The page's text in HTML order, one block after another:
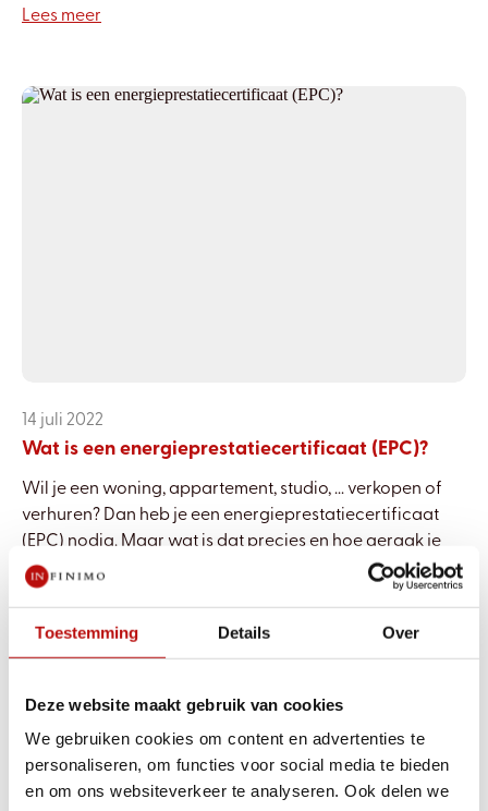
Toestemming Details Over
Deze website maakt gebruik van cookies
We gebruiken cookies om content en advertenties te
personaliseren, om functies voor social media te bieden
en om ons websiteverkeer te analyseren. Ook delen we
Lees meer
14 juli 2022
Wat is een energieprestatiecertificaat (EPC)?
Wil je een woning, appartement, studio, ... verkopen of
verhuren? Dan heb je een energieprestatiecertificaat
(EPC) nodig. Maar wat is dat precies en hoe geraak je
eraan? ...
Lees meer